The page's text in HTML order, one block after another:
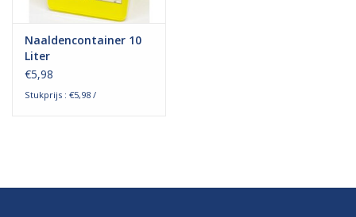
Waterdichte pleisters:
wanneer kies je ervoor en
Naaldencontainer 10
Liter
€5,98
Stukprijs : €5,98 /